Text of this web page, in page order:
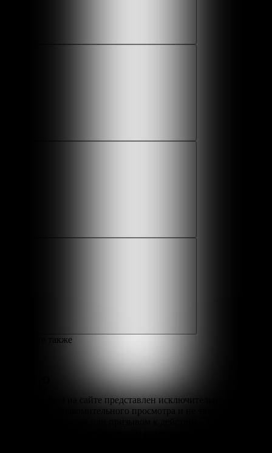
Смотрите также
Весь материал на сайте представлен исключительно для
домашнего ознакомительного просмотра и не является